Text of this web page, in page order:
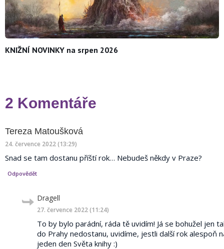
KNIŽNÍ NOVINKY na srpen 2026
2 Komentáře
Tereza Matoušková
napsal:
24. července 2022 (13:29)
Snad se tam dostanu příští rok… Nebudeš někdy v Praze?
Odpovědět
Dragell
napsal:
27. července 2022 (11:24)
To by bylo parádní, ráda tě uvidím! Já se bohužel jen
do Prahy nedostanu, uvidíme, jestli další rok alespoň
jeden den Světa knihy :)